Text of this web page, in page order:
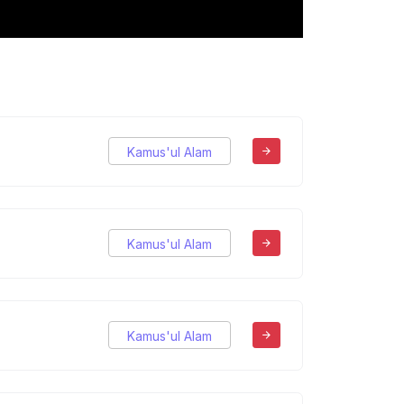
Kamus'ul Alam
Kamus'ul Alam
Kamus'ul Alam